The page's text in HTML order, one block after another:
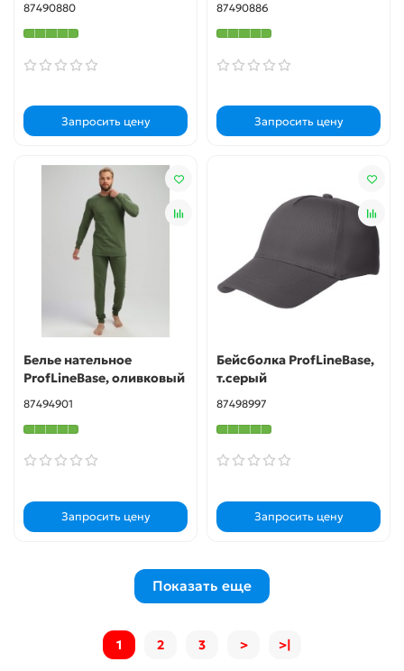
87490880
Запросить цену
87490886
Запросить цену
Белье нательное
ProfLineBase, оливковый
87494901
Запросить цену
Бейсболка ProfLineBase,
т.серый
87498997
Запросить цену
Показать еще
1 2 3 > >|